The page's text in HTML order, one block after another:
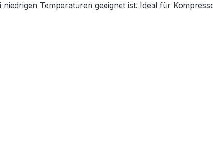
Temperaturen geeignet ist. Ideal für